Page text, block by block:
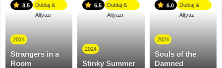
8.5
Dublaj &
Altyazı
2024
Strangers in a
Room
6.5
Dublaj &
Altyazı
2024
Stinky Summer
6.0
Dublaj &
Altyazı
2024
Souls of the
Damned